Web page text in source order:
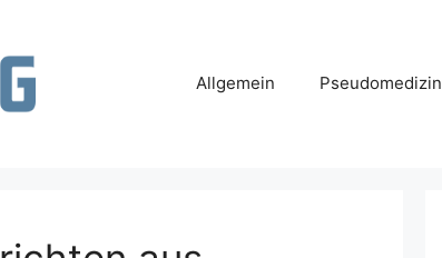
Allgemein Pseudomedizin